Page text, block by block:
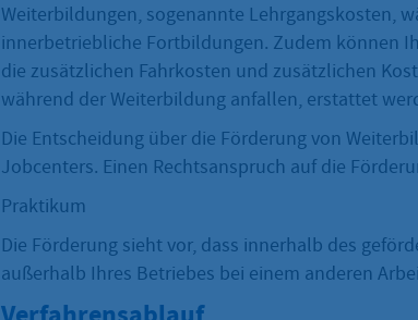
Weiterbildungen, sogenannte Lehrgangskosten,
innerbetriebliche Fortbildungen. Zudem können
die zusätzlichen Fahrkosten und zusätzlichen
während der Weiterbildung anfallen, erstattet
Die Entscheidung über die Förderung von
Jobcenters. Einen Rechtsanspruch auf die
Praktikum
Die Förderung sieht vor, dass innerhalb des
außerhalb Ihres Betriebes bei einem anderen